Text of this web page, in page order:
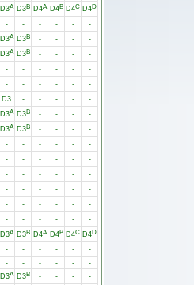
D3A D3B D4A D4B D4C D4D
- - - - - -
D3A D3B - - - -
D3A D3B - - - -
- - - - - -
- - - - - -
D3 - - - - -
D3A D3B - - - -
D3A D3B - - - -
- - - - - -
- - - - - -
- - - - - -
- - - - - -
- - - - - -
- - - - - -
D3A D3B D4A D4B D4C D4D
- - - - -
-
- - - - - -
D3A D3B - - - -